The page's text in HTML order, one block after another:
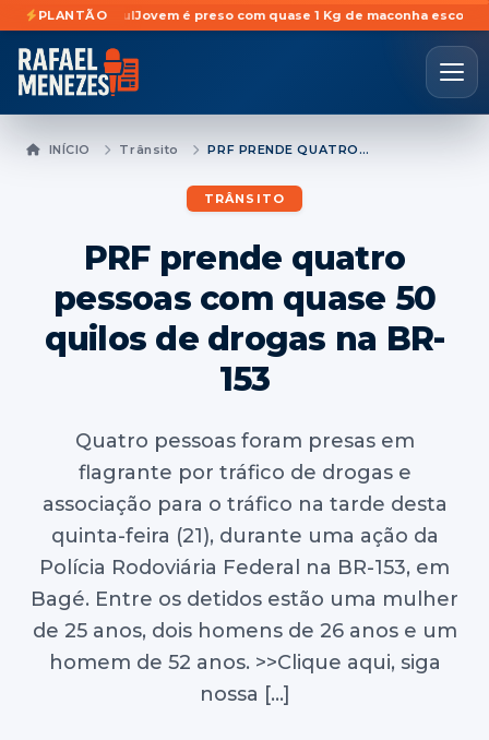
PLANTÃO
do Sul Jovem é preso com quase 1 Kg de maconha escondidas em
INÍCIO Trânsito PRF PRENDE QUATRO PESSOAS COM QUASE 50 QUILOS DE DROGAS NA BR-153
TRÂNSITO
PRF prende quatro
pessoas com quase 50
quilos de drogas na BR-
153
Quatro pessoas foram presas em
flagrante por tráfico de drogas e
associação para o tráfico na tarde desta
quinta-feira (21), durante uma ação da
Polícia Rodoviária Federal na BR-153, em
Bagé. Entre os detidos estão uma mulher
de 25 anos, dois homens de 26 anos e um
homem de 52 anos. >>Clique aqui, siga
nossa […]